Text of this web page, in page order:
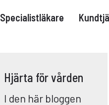
Specialistläkare
Hjärta för vården
I den här bloggen